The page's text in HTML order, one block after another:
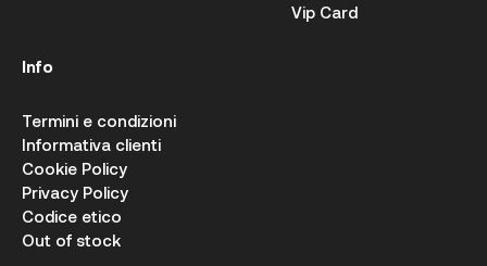
Vip Card
Info
Termini e condizioni
Informativa clienti
Cookie Policy
Privacy Policy
Codice etico
Out of stock